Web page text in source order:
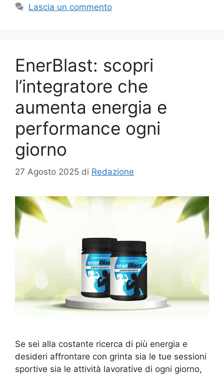
Lascia un commento
EnerBlast: scopri
l’integratore che
aumenta energia e
performance ogni
giorno
27 Agosto 2025 di Redazione
Se sei alla costante ricerca di più energia e
desideri affrontare con grinta sia le tue sessioni
sportive sia le attività lavorative di ogni giorno,